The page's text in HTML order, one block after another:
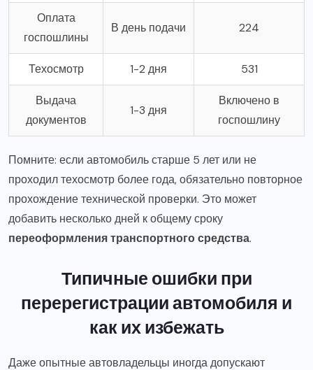
Оплата
госпошлины
В день подачи 224
Техосмотр 1-2 дня 531
Выдача
документов
1-3 дня
Включено в
госпошлину
Помните: если автомобиль старше 5 лет или не
проходил техосмотр более года, обязательно повторное
прохождение технической проверки. Это может
добавить несколько дней к общему сроку
переоформления транспортного средства.
Типичные ошибки при
перерегистрации автомобиля и
как их избежать
Даже опытные автовладельцы иногда допускают